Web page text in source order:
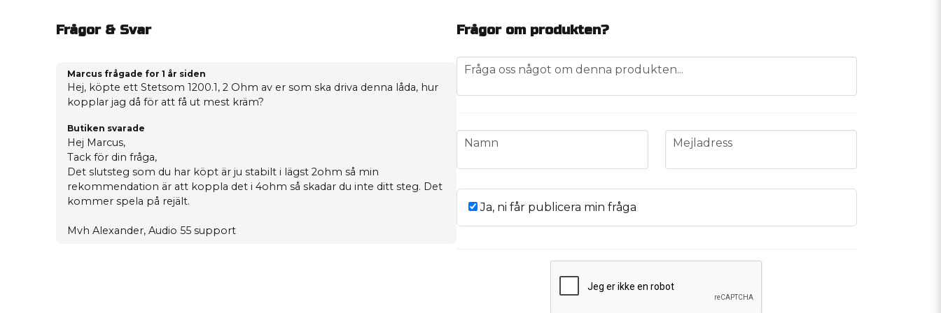
Frågor & Svar
Marcus frågade for 1 år siden
Hej, köpte ett Stetsom 1200.1, 2 Ohm av er som ska driva denna låda, hur
kopplar jag då för att få ut mest kräm?
Butiken svarade
Hej Marcus,
Tack för din fråga,
Det slutsteg som du har köpt är ju stabilt i lägst 2ohm så min
rekommendation är att koppla det i 4ohm så skadar du inte ditt steg. Det
kommer spela på rejält.
Mvh Alexander, Audio 55 support
Frågor om produkten?
question
Fråga oss något om denna produkten...
name
Namn email
Mejladress
Ja, ni får publicera min fråga